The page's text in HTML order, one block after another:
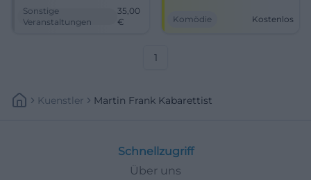
kennen. 16.07.2026, ab 35
Euro. #Erlangen
Sonstige
Veranstaltungen
35,00
€
Süd am 27.11.2026 in die
Komödie Kostenlos
1
Kuenstler Martin Frank Kabarettist
Schnellzugriff
Über uns